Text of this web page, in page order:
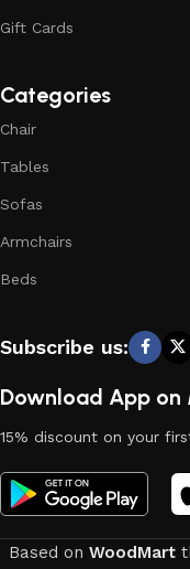
Gift Cards
Categories
Chair
Tables
Sofas
Armchairs
Beds
Subscribe us:
Download App on
15% discount on your
Based on WoodMart